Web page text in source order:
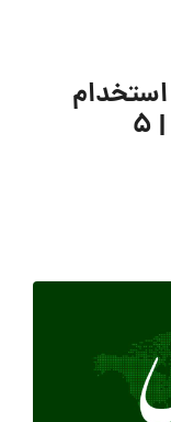
هلدینگ رسانه ای خبر فوری | 5